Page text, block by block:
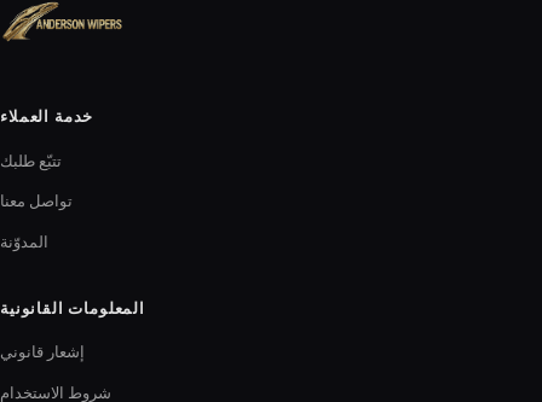
خدمة العملاء
تتبّع طلبك
تواصل معنا
المدوّنة
المعلومات القانونية
إشعار قانوني
شروط الاستخدام